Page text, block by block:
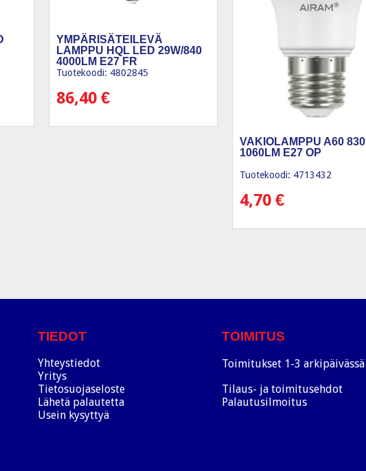
YMPÄRISÄTEILEVÄ
LAMPPU HQL LED 29W/840
4000LM E27 FR
Tuotekoodi: 4802845
86,40€
VAKIOLAMPPU A60 830
1060LM E27 OP
Tuotekoodi: 4713432
4,70€
TIEDOT
Yhteystiedot
Yritys
Tietosuojaseloste
Lähetä palautetta
Usein kysyttyä
TOIMITUS
Toimitukset 1-3 arkipäivässä
Tilaus- ja toimitusehdot
Palautusilmoitus